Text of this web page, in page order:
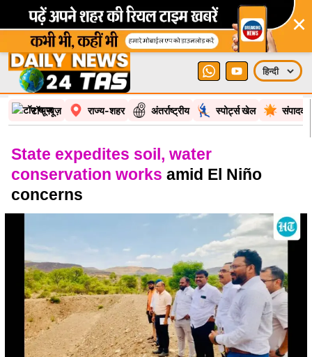
×
टॉप न्यूज़ राज्य-शहर अंतर्राष्ट्रीय स्पोर्ट्स खेल
State expedites soil, water
conservation works amid El Niño
concerns